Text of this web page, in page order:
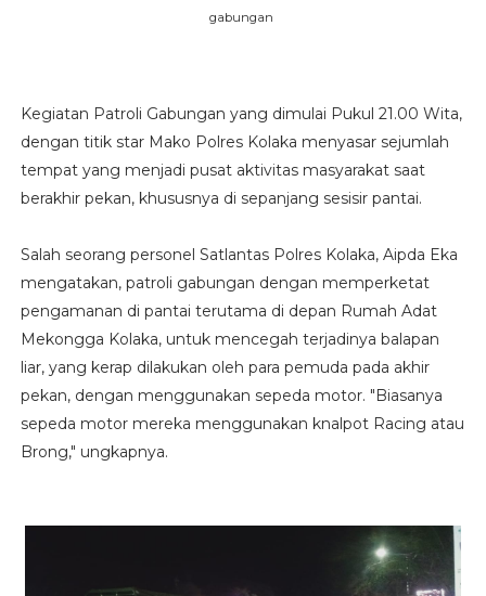
gabungan
Kegiatan Patroli Gabungan yang dimulai Pukul 21.00 Wita,
dengan titik star Mako Polres Kolaka menyasar sejumlah
tempat yang menjadi pusat aktivitas masyarakat saat
berakhir pekan, khususnya di sepanjang sesisir pantai.
Salah seorang personel Satlantas Polres Kolaka, Aipda Eka
mengatakan, patroli gabungan dengan memperketat
pengamanan di pantai terutama di depan Rumah Adat
Mekongga Kolaka, untuk mencegah terjadinya balapan
liar, yang kerap dilakukan oleh para pemuda pada akhir
pekan, dengan menggunakan sepeda motor. "Biasanya
sepeda motor mereka menggunakan knalpot Racing atau
Brong," ungkapnya.